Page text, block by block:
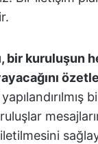
, bir kuruluşun